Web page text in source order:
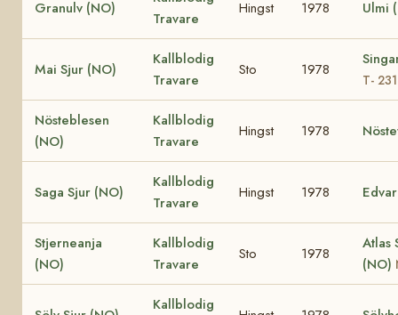
Granulv (NO)
Travare
Hingst 1978 Ulmi
Mai Sjur (NO)
Kallblodig
Travare
Sto 1978
T-
Nösteblesen
(NO)
Kallblodig
Travare
Hingst 1978
Saga Sjur (NO)
Kallblodig
Travare
Hingst 1978
Stjerneanja
(NO)
Kallblodig
Travare
Sto 1978
Atlas
(NO)
Kallblodig